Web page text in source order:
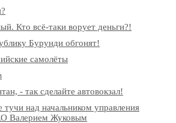
Кто всё-таки ворует деньги?!
Бурунди обгонят!
самолёты
- так сделайте автовокзал!
тучи над начальником управления
Валерием Жуковым